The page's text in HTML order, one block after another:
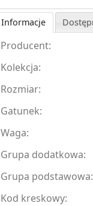
Informacje
Producent:
Kolekcja:
Rozmiar:
Gatunek:
Waga:
Grupa dodatkowa:
Grupa podstawowa:
Kod kreskowy: